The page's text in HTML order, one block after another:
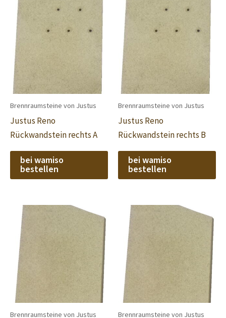
Brennraumsteine von Justus
Justus Reno
Rückwandstein rechts A
bei wamiso
bestellen
Brennraumsteine von Justus
Justus Reno
Rückwandstein rechts B
bei wamiso
bestellen
Brennraumsteine von Justus Brennraumsteine von Justus